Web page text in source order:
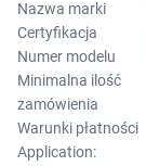
Nazwa marki
Certyfikacja
Numer modelu
Minimalna ilość
zamówienia
Warunki płatności
Application: